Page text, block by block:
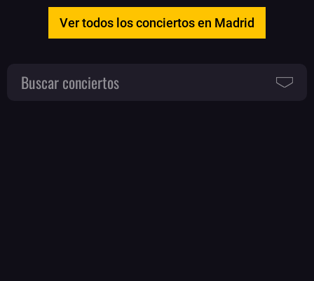
Ver todos los conciertos en Madrid
Buscar conciertos